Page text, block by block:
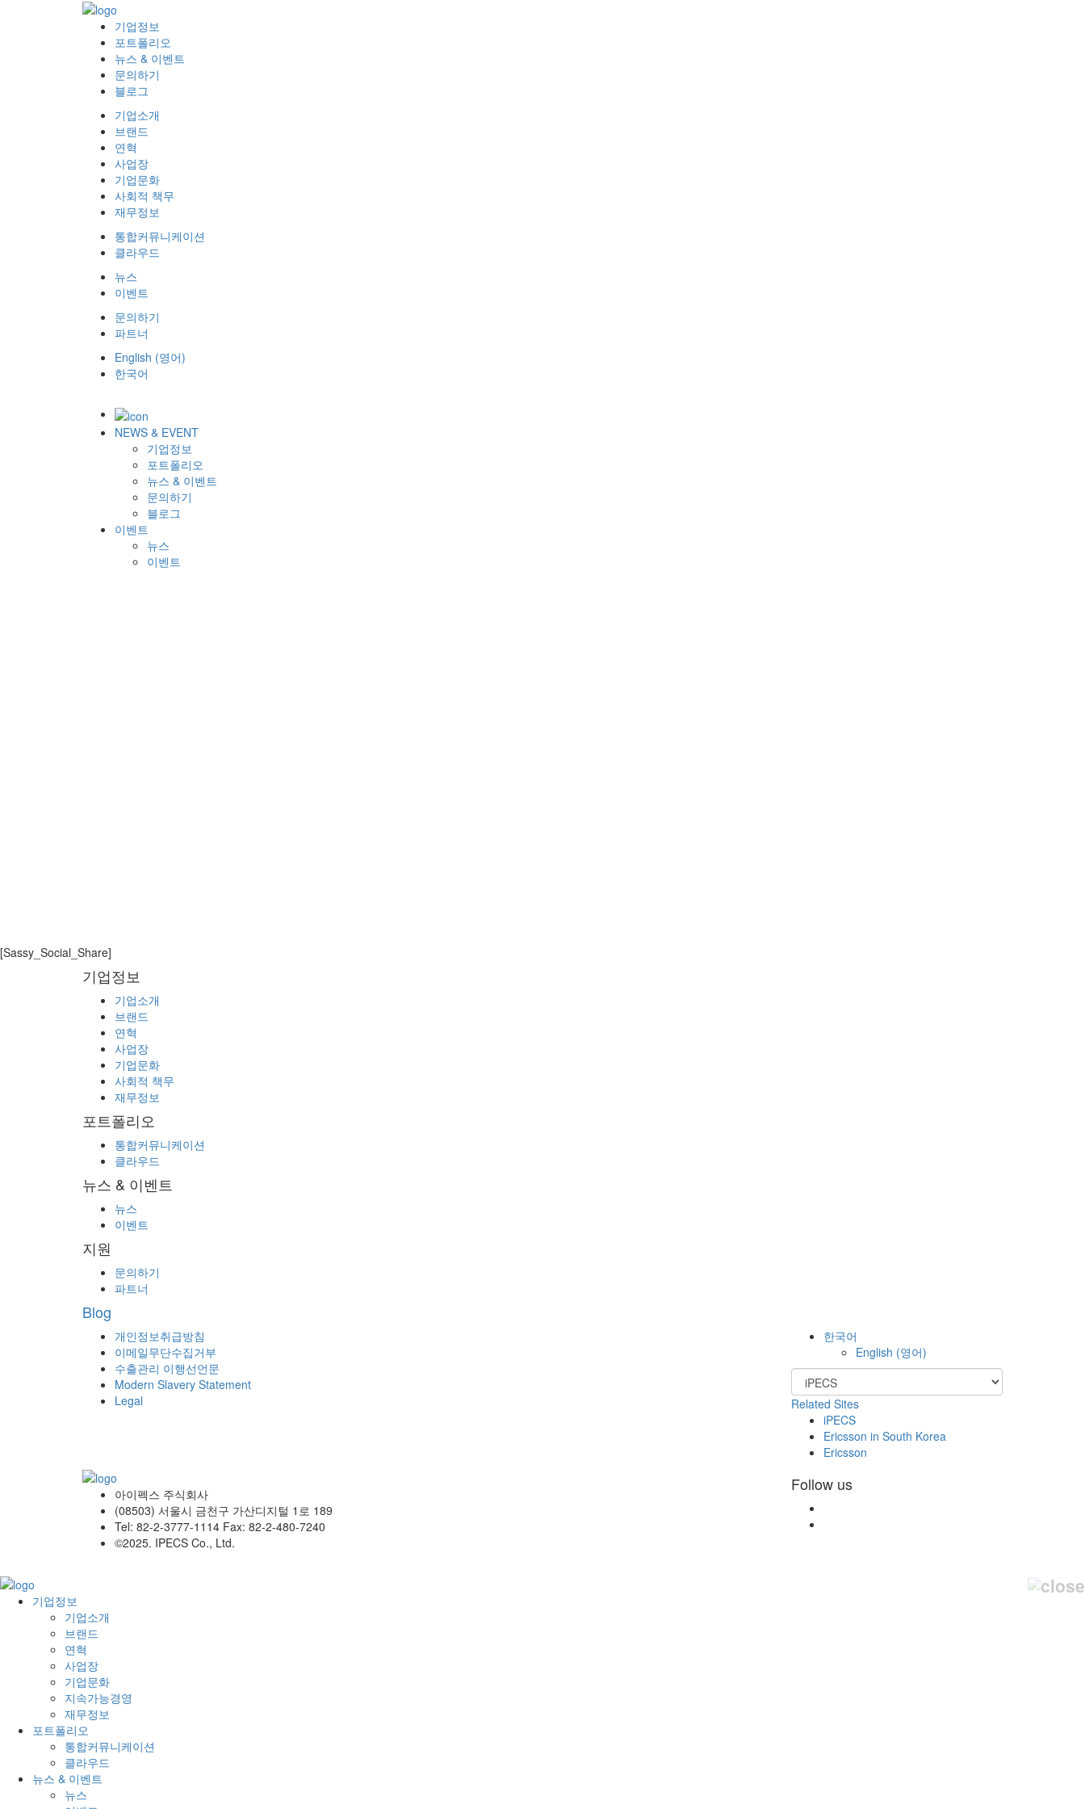
기업정보
포트폴리오
뉴스 & 이벤트
문의하기
블로그
기업소개
브랜드
연혁
사업장
기업문화
사회적 책무
재무정보
통합커뮤니케이션
클라우드
뉴스
이벤트
문의하기
파트너
English (영어)
한국어
NEWS & EVENT
기업정보
포트폴리오
뉴스 & 이벤트
문의하기
블로그
이벤트
뉴스
이벤트
iPECS insights는 iPECS 브랜드 및 포트폴리오의 성공과 성장을 주도하기 위해 협력하고, 아이디어를 공유하며, 모범 사례를 배울 수 있는 포럼입니다. 각 주제별,
LIST
[Sassy_Social_Share]
기업정보
기업소개
브랜드
연혁
사업장
기업문화
사회적 책무
재무정보
포트폴리오
통합커뮤니케이션
클라우드
뉴스 & 이벤트
뉴스
이벤트
지원
문의하기
파트너
Blog
개인정보취급방침
이메일무단수집거부
수출관리 이행선언문
Modern Slavery Statement
Legal
한국어
English (영어)
Related Sites
iPECS
Ericsson in South Korea
Ericsson
아이펙스 주식회사
(08503) 서울시 금천구 가산디지털 1로 189
Tel: 82-2-3777-1114 Fax: 82-2-480-7240
©2025. IPECS Co., Ltd.
Follow us
기업정보
기업소개
브랜드
연혁
사업장
기업문화
지속가능경영
재무정보
포트폴리오
통합커뮤니케이션
클라우드
뉴스 & 이벤트
뉴스